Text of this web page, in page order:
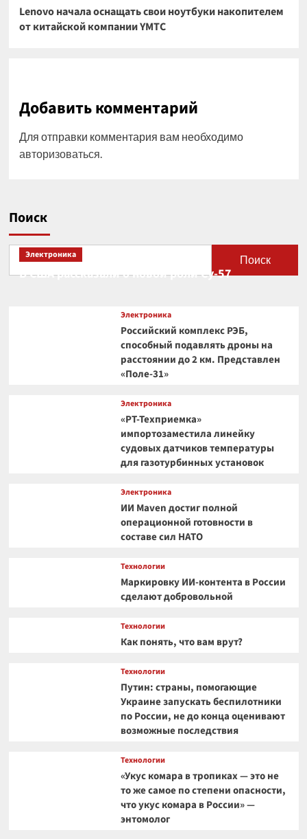
Lenovo начала оснащать свои ноутбуки накопителем
от китайской компании YMTC
Добавить комментарий
Для отправки комментария вам необходимо
авторизоваться
Поиск
Поиск
Электроника
В США рассказали о новой роли Су-57
Электроника
Российский комплекс РЭБ,
способный подавлять дроны на
расстоянии до 2 км. Представлен
«Поле-31»
Электроника
«РТ-Техприемка»
импортозаместила линейку
судовых датчиков температуры
для газотурбинных установок
Электроника
ИИ Maven достиг полной
операционной готовности в
составе сил НАТО
Технологии
Маркировку ИИ-контента в России
сделают добровольной
Технологии
Как понять, что вам врут?
Технологии
Путин: страны, помогающие
Украине запускать беспилотники
по России, не до конца оценивают
возможные последствия
Технологии
«Укус комара в тропиках — это не
то же самое по степени опасности,
что укус комара в России» —
энтомолог